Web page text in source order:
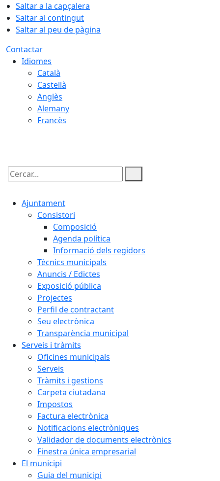
Saltar a la capçalera
Saltar al contingut
Saltar al peu de pàgina
Contactar
Idiomes
Català
Castellà
Anglès
Alemany
Francès
Cercar:
Ajuntament
Consistori
Composició
Agenda política
Informació dels regidors
Tècnics municipals
Anuncis / Edictes
Exposició pública
Projectes
Perfil de contractant
Seu electrònica
Transparència municipal
Serveis i tràmits
Oficines municipals
Serveis
Tràmits i gestions
Carpeta ciutadana
Impostos
Factura electrònica
Notificacions electròniques
Validador de documents electrònics
Finestra única empresarial
El municipi
Guia del municipi